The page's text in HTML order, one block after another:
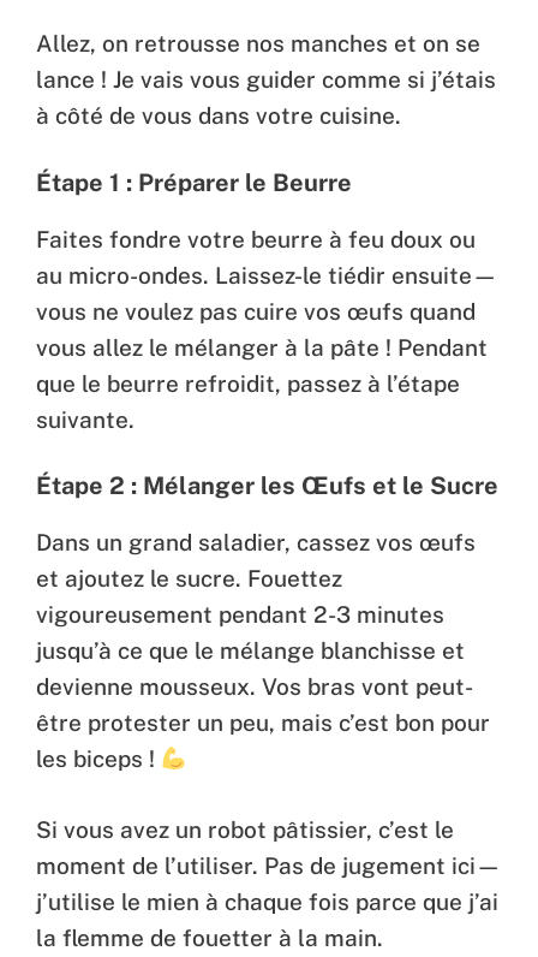
Allez, on retrousse nos manches et on se
lance ! Je vais vous guider comme si j’étais
à côté de vous dans votre cuisine.
Étape 1 : Préparer le Beurre
Faites fondre votre beurre à feu doux ou
au micro-ondes. Laissez-le tiédir ensuite—
vous ne voulez pas cuire vos œufs quand
vous allez le mélanger à la pâte ! Pendant
que le beurre refroidit, passez à l’étape
suivante.
Étape 2 : Mélanger les Œufs et le Sucre
Dans un grand saladier, cassez vos œufs
et ajoutez le sucre. Fouettez
vigoureusement pendant 2-3 minutes
jusqu’à ce que le mélange blanchisse et
devienne mousseux. Vos bras vont peut-
être protester un peu, mais c’est bon pour
les biceps !
Si vous avez un robot pâtissier, c’est le
moment de l’utiliser. Pas de jugement ici—
j’utilise le mien à chaque fois parce que j’ai
la flemme de fouetter à la main.